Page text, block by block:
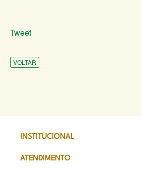
Tweet
VOLTAR
INSTITUCIONAL
ATENDIMENTO